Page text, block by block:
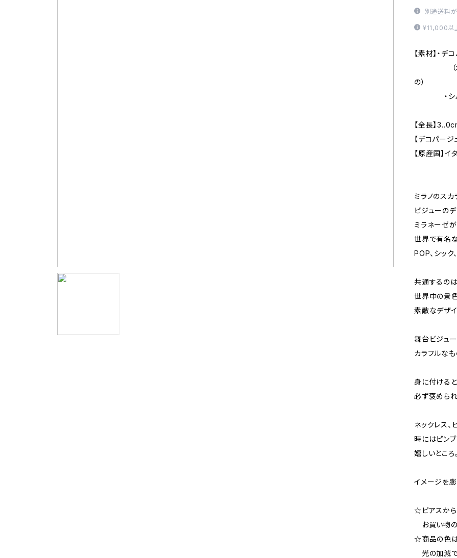
別途送料が
¥11,000以
【素材】・デ
（木にオ
の）
・シル
【全長】
【デコパー
【原産国】イ
ミラノのス
ビジューの
ミラネーゼが
世界で有名
POP、シック
共通するの
世界中の景
素敵なデザ
舞台ビジュ
カラフルな
身に付ける
必ず褒めら
ネックレス、
時にはピン
嬉しいところ。
イメージを膨
☆ピアスから
お買い物の
☆商品の色は
光の加減で